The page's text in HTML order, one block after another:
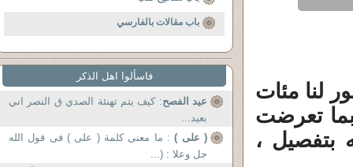
لنا مئات
تعرضت
بتفصيل ،
باب مقالات بالفارسي
فاسألوا اهل الذكر
عيد الفصح: كيف يتم تهنئة الصدي ق النصر اني
بعيد...
( على ) : ما معنى كلمة ( على ) فى قول الله
جل وعلا : (...